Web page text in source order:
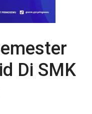
Di SMK